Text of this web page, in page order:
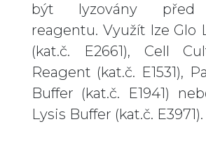
být lyzovány před
reagentu. Využít lze Glo
(kat.č. E2661), Cell
Reagent (kat.č. E1531),
Buffer (kat.č. E1941)
Lysis Buffer (kat.č.